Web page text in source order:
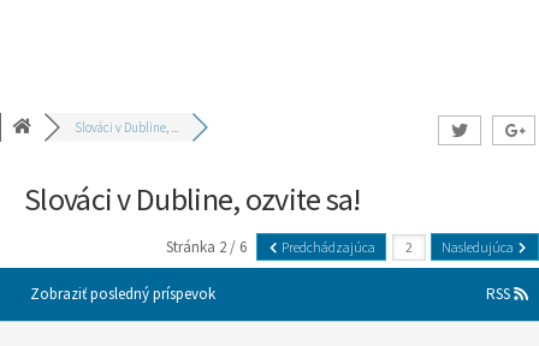
Slováci v Dubline, ...
Slováci v Dubline, ozvite sa!
Stránka 2 / 6 Predchádzajúca Nasledujúca
Zobraziť posledný príspevok RSS